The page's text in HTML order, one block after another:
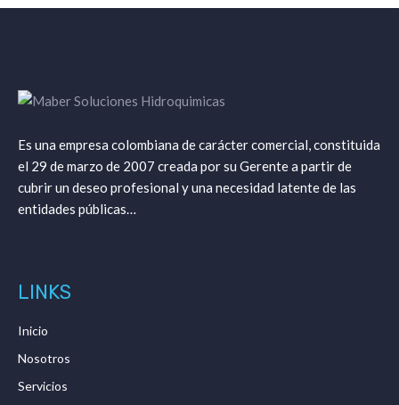
Es una empresa colombiana de carácter comercial, constituida
el 29 de marzo de 2007 creada por su Gerente a partir de
cubrir un deseo profesional y una necesidad latente de las
entidades públicas…
LINKS
Inicio
Nosotros
Servicios